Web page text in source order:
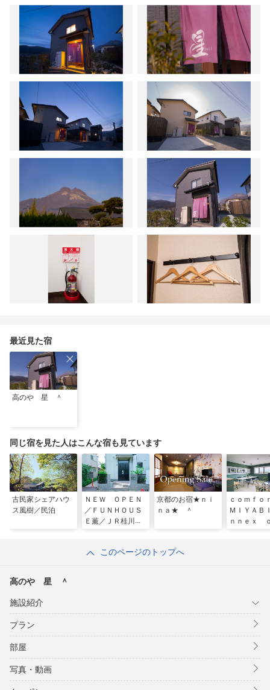
最近見た宿
高のや 星 ＾
同じ宿を見た人はこんな宿も見ています
古民家シェアハウ
ス風樹／民泊
ＮＥＷ ＯＰＥＮ
／ＦＵＮＨＯＵＳ
Ｅ薫／ＪＲ桂川駅
か２駅） ＾
京都のお宿★ｎｉ
ｎａ★ ＾
ｃｏｍｆ
ＭＩＹＡ
ｎｎｅｘ
このページのトップへ
高のや 星 ＾
施設紹介
プラン
部屋
写真・動画